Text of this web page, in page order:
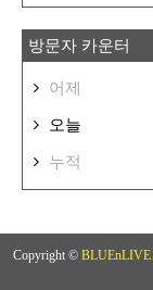
방문자 카운터
어제
오늘
누적
Copyright © BLUEnLIVE